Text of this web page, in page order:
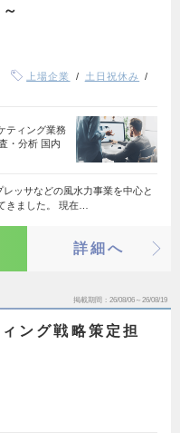
上場企業
土日祝休み
ティング業務
・分析 国内
ッサなどの風水力事業を中心と
きました。 現在…
詳細へ
掲載期間 26/08/06～26/08/19
ング戦略策定担